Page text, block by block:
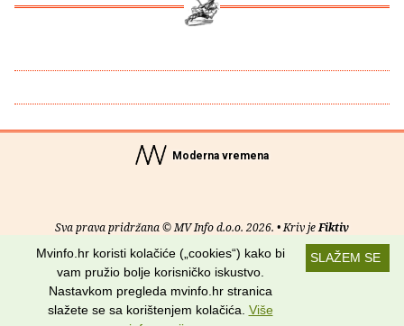
Moderna vremena
Sva prava pridržana © MV Info d.o.o. 2026. • Kriv jeFiktiv
O nama• Pomoć• Uvjeti korištenja•RSS kanali
Potraži nas na:
SLAŽEM SE
Mvinfo.hr koristi kolačiće („cookies“) kako bi
vam pružio bolje korisničko iskustvo.
Nastavkom pregleda mvinfo.hr stranica
slažete se sa korištenjem kolačića. Više